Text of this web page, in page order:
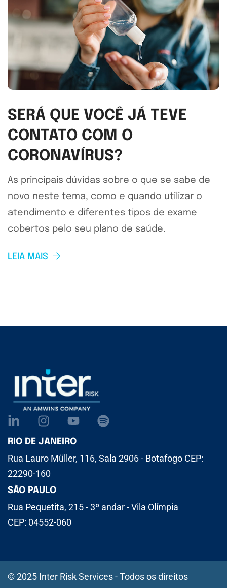
SERÁ QUE VOCÊ JÁ TEVE
CONTATO COM O
CORONAVÍRUS?
As principais dúvidas sobre o que se sabe de
novo neste tema, como e quando utilizar o
atendimento e diferentes tipos de exame
cobertos pelo seu plano de saúde.
LEIA MAIS
RIO DE JANEIRO
Rua Lauro Müller, 116, Sala 2906 - Botafogo CEP:
22290-160
SÃO PAULO
Rua Pequetita, 215 - 3º andar - Vila Olímpia
CEP: 04552-060
© 2025 Inter Risk Services - Todos os direitos